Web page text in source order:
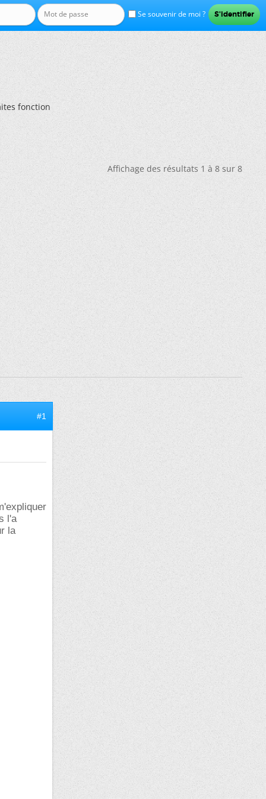
Se souvenir de moi ?
fonction
Affichage des résultats 1 à 8 sur 8
#1
l'a
la